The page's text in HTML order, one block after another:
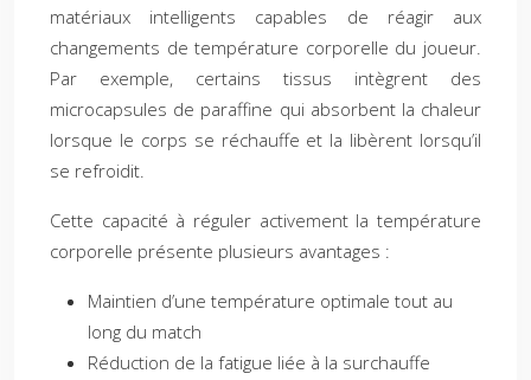
matériaux intelligents capables de réagir aux
changements de température corporelle du joueur.
Par exemple, certains tissus intègrent des
microcapsules de paraffine qui absorbent la chaleur
lorsque le corps se réchauffe et la libèrent lorsqu’il
se refroidit.
Cette capacité à réguler activement la température
corporelle présente plusieurs avantages :
Maintien d’une température optimale tout au
long du match
Réduction de la fatigue liée à la surchauffe